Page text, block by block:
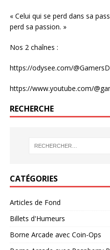
« Celui qui se perd dans sa
perd sa passion. »
Nos 2 chaînes :
https://odysee.com/
https://www.youtube.com/
RECHERCHE
CATÉGORIES
Articles de Fond
Billets d'Humeurs
Borne Arcade avec Coin-Ops